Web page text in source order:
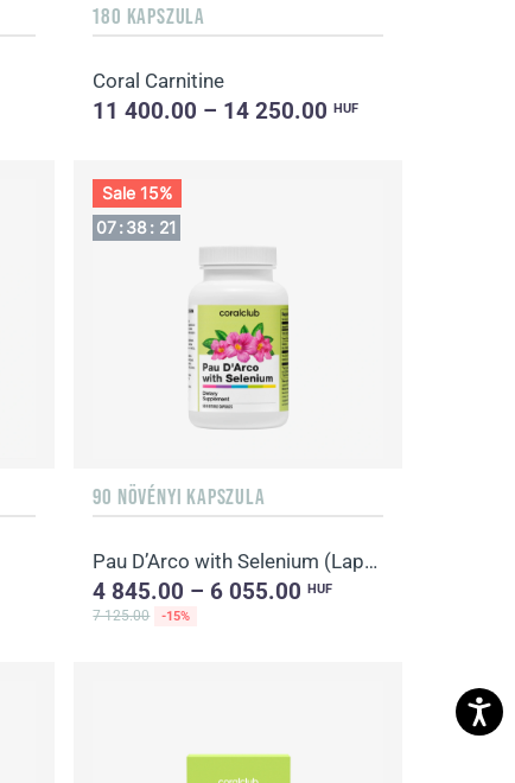
180 KAPSZULA
Coral Carnitine
11 400.00 – 14 250.00HUF
Sale 15%
07:38: 20
90 NÖVÉNYI KAPSZULA
Pau D’Arco with Selenium (Lapacho fa kérge szelénnel)
4 845.00 – 6 055.00HUF
7 125.00
-15%